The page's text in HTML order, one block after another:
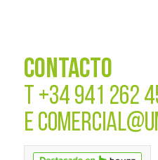
CONTACTO
T +34 941 262
E